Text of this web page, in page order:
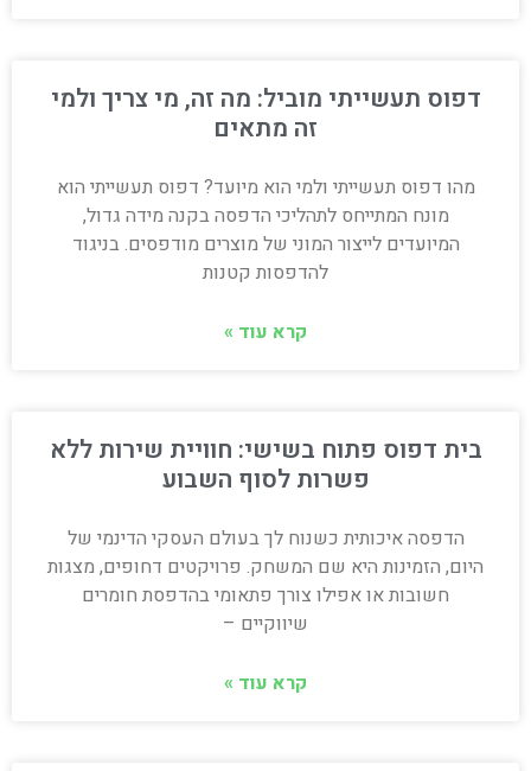
דפוס תעשייתי מוביל: מה זה, מי צריך ולמי
זה מתאים
מהו דפוס תעשייתי ולמי הוא מיועד? דפוס תעשייתי הוא
מונח המתייחס לתהליכי הדפסה בקנה מידה גדול,
המיועדים לייצור המוני של מוצרים מודפסים. בניגוד
להדפסות קטנות
קרא עוד »
בית דפוס פתוח בשישי: חוויית שירות ללא
פשרות לסוף השבוע
הדפסה איכותית כשנוח לך בעולם העסקי הדינמי של
היום, הזמינות היא שם המשחק. פרויקטים דחופים, מצגות
חשובות או אפילו צורך פתאומי בהדפסת חומרים
שיווקיים –
קרא עוד »